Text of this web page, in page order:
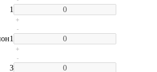
1
+
1
-
+
3
-